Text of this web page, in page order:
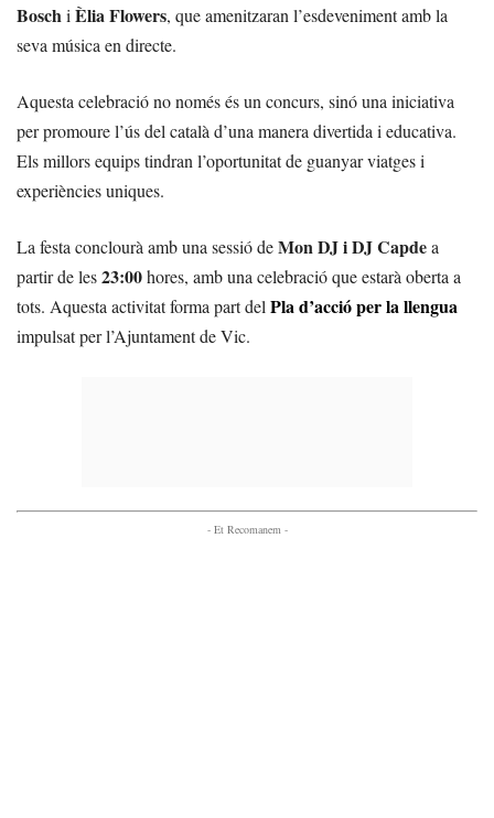
Boschi Èlia Flowers, que amenitzaran l’esdeveniment amb la
seva música en directe.
Aquesta celebració no només és un concurs, sinó una iniciativa
per promoure l’ús del català d’una manera divertida i educativa.
Els millors equips tindran l’oportunitat de guanyar viatges i
experiències uniques.
La festa conclourà amb una sessió deMon DJ i DJ Capdea
partir de les23:00hores, amb una celebració que estarà oberta a
tots. Aquesta activitat forma part del Pla d’acció per la llengua
impulsat per l’Ajuntament de Vic.
- Et Recomanem -